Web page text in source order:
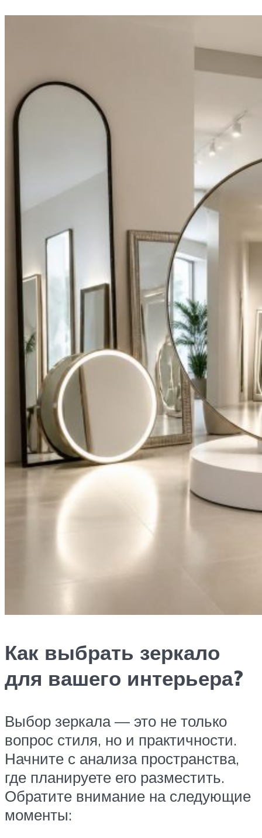
Как выбрать зеркало
для вашего интерьера?
Выбор зеркала — это не только
вопрос стиля, но и практичности.
Начните с анализа пространства,
где планируете его разместить.
Обратите внимание на следующие
моменты: